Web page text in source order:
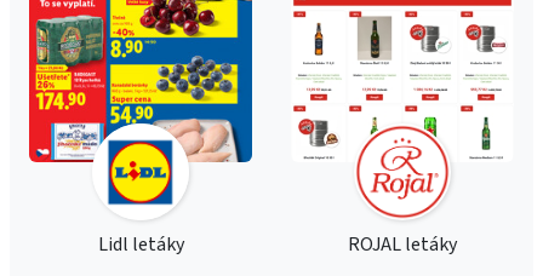
Lidl letáky ROJAL letáky